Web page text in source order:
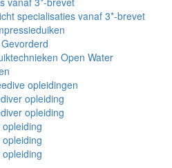
specialisaties vanaf 3*-brevet
Open Water
opleidingen
opleiding
opleiding